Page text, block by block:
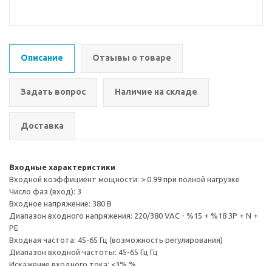
Описание Отзывы о товаре
Задать вопрос Наличие на складе
Доставка
Входные характеристики
Входной коэффициент мощности: > 0.99 при полной нагрузке
Число фаз (вход): 3
Входное напряжение: 380 В
Диапазон входного напряжения: 220/380 VAC - %15 + %18 3P + N +
PE
Входная частота: 45-65 Гц (возможность регулирования)
Диапазон входной частоты: 45-65 Гц Гц
Искажение входного тока: <3% %